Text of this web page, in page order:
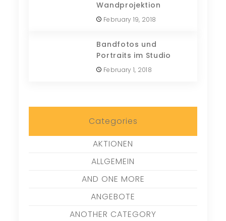
Wandprojektion
February 19, 2018
Bandfotos und
Portraits im Studio
February 1, 2018
Categories
AKTIONEN
ALLGEMEIN
AND ONE MORE
ANGEBOTE
ANOTHER CATEGORY